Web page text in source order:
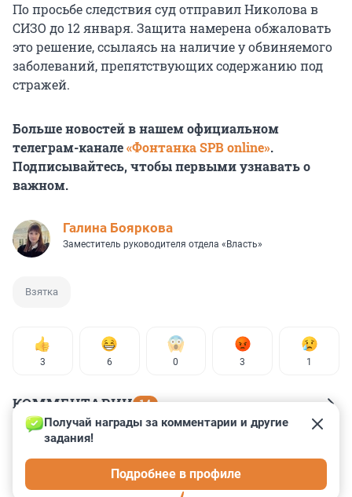
По просьбе следствия суд отправил Николова в
СИЗО до 12 января. Защита намерена обжаловать
это решение, ссылаясь на наличие у обвиняемого
заболеваний, препятствующих содержанию под
стражей.
Больше новостей в нашем официальном
телеграм-канале«Фонтанка SPB online».
Подписывайтесь, чтобы первыми узнавать о
важном.
Галина Бояркова
Заместитель руководителя отдела «Власть»
Взятка
3 6 0 3 1
КОММЕНТАРИИ 14
Гость
А в Питере когда?
Получай награды за комментарии и другие
задания!
Подробнее в профиле